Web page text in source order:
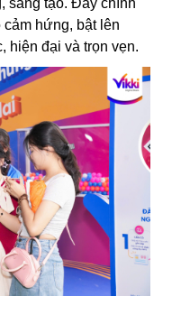
sáng tạo. Đây chính
cảm hứng, bật lên
hiện đại và trọn vẹn.